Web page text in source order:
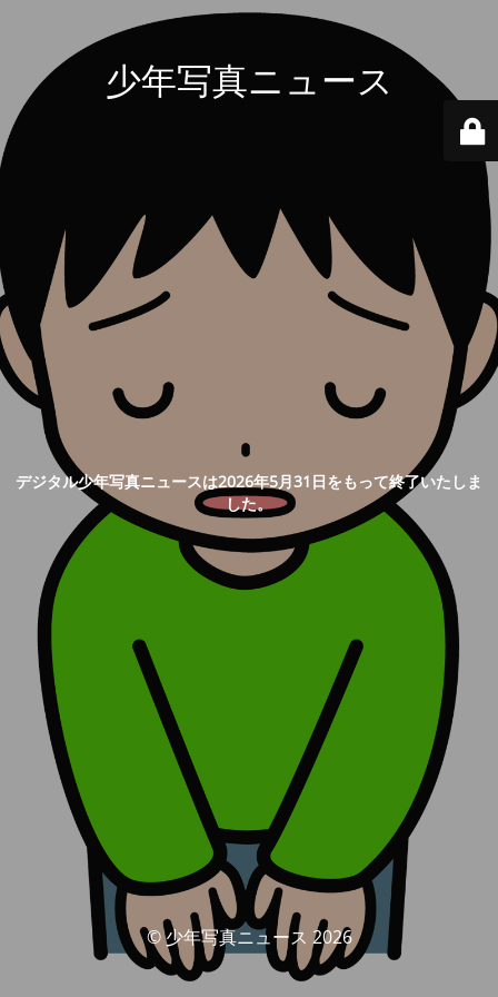
少年写真ニュース
デジタル少年写真ニュースは2026年5月31日をもって終了いたしま
した。
© 少年写真ニュース 2026